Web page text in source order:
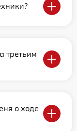
третьим
о ходе